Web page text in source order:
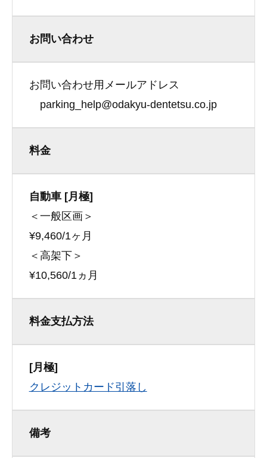
お問い合わせ
お問い合わせ用メールアドレス
parking_help@odakyu-dentetsu.co.jp
料金
自動車 [月極]
＜一般区画＞
¥9,460/1ヶ月
＜高架下＞
¥10,560/1ヵ月
料金支払方法
[月極]
クレジットカード引落し
備考